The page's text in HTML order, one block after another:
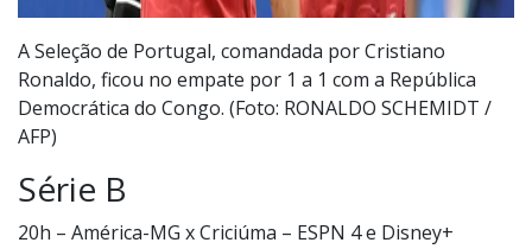
A Seleção de Portugal, comandada por Cristiano
Ronaldo, ficou no empate por 1 a 1 com a República
Democrática do Congo. (Foto: RONALDO SCHEMIDT /
AFP)
Série B
20h – América-MG x Criciúma – ESPN 4 e Disney+